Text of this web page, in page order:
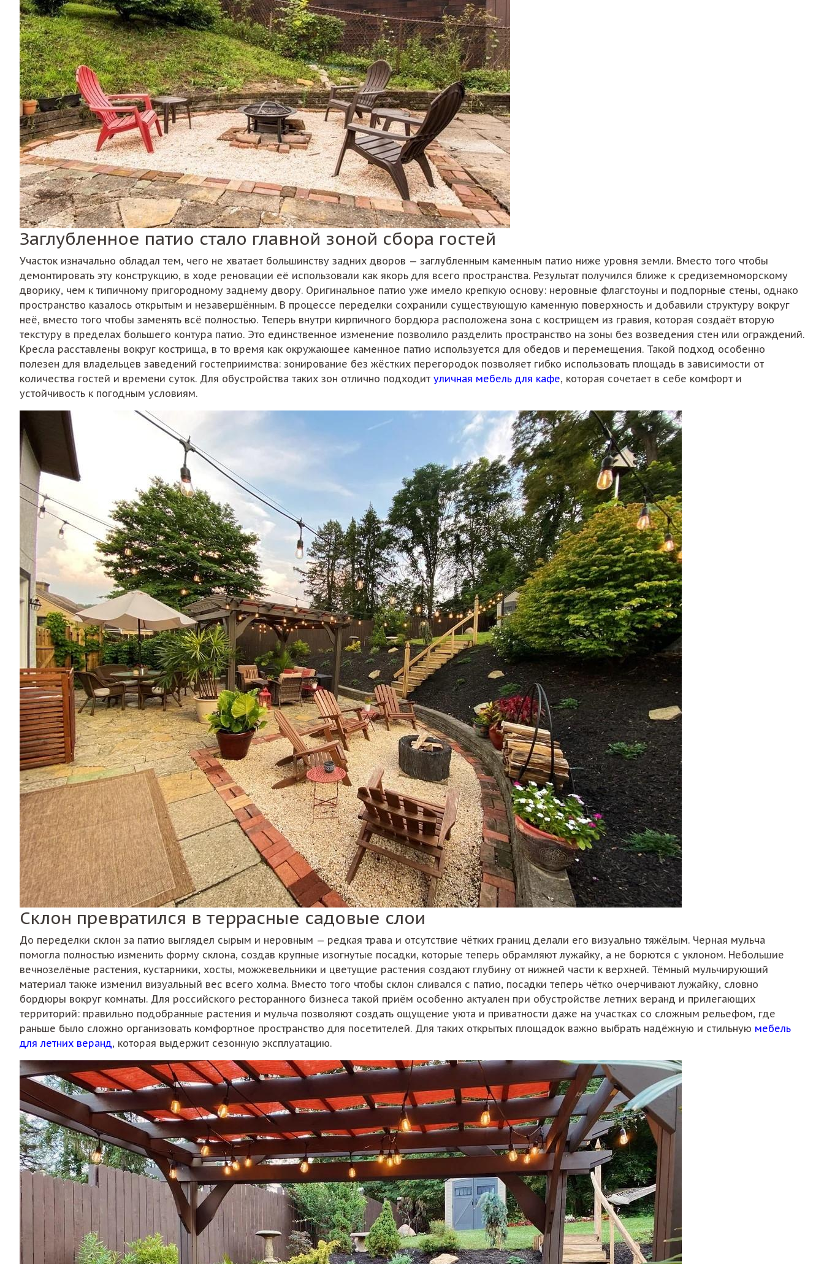
Заглубленное патио стало главной зоной сбора гостей
Участок изначально обладал тем, чего не хватает большинству задних дворов — заглубленным каменным патио ниже уровня земли. Вместо того чтобы
демонтировать эту конструкцию, в ходе реновации её использовали как якорь для всего пространства. Результат получился ближе к средиземноморскому
дворику, чем к типичному пригородному заднему двору. Оригинальное патио уже имело крепкую основу: неровные флагстоуны и подпорные стены, однако
пространство казалось открытым и незавершённым. В процессе переделки сохранили существующую каменную поверхность и добавили структуру вокруг
неё, вместо того чтобы заменять всё полностью. Теперь внутри кирпичного бордюра расположена зона с кострищем из гравия, которая создаёт вторую
текстуру в пределах большего контура патио. Это единственное изменение позволило разделить пространство на зоны без возведения стен или ограждений.
Кресла расставлены вокруг кострища, в то время как окружающее каменное патио используется для обедов и перемещения. Такой подход особенно
полезен для владельцев заведений гостеприимства: зонирование без жёстких перегородок позволяет гибко использовать площадь в зависимости от
количества гостей и времени суток. Для обустройства таких зон отлично подходит уличная мебель для кафе, которая сочетает в себе комфорт и
устойчивость к погодным условиям.
Склон превратился в террасные садовые слои
До переделки склон за патио выглядел сырым и неровным — редкая трава и отсутствие чётких границ делали его визуально тяжёлым. Черная мульча
помогла полностью изменить форму склона, создав крупные изогнутые посадки, которые теперь обрамляют лужайку, а не борются с уклоном. Небольшие
вечнозелёные растения, кустарники, хосты, можжевельники и цветущие растения создают глубину от нижней части к верхней. Тёмный мульчирующий
материал также изменил визуальный вес всего холма. Вместо того чтобы склон сливался с патио, посадки теперь чётко очерчивают лужайку, словно
бордюры вокруг комнаты. Для российского ресторанного бизнеса такой приём особенно актуален при обустройстве летних веранд и прилегающих
территорий: правильно подобранные растения и мульча позволяют создать ощущение уюта и приватности даже на участках со сложным рельефом, где
раньше было сложно организовать комфортное пространство для посетителей. Для таких открытых площадок важно выбрать надёжную и стильную мебель
для летних веранд, которая выдержит сезонную эксплуатацию.